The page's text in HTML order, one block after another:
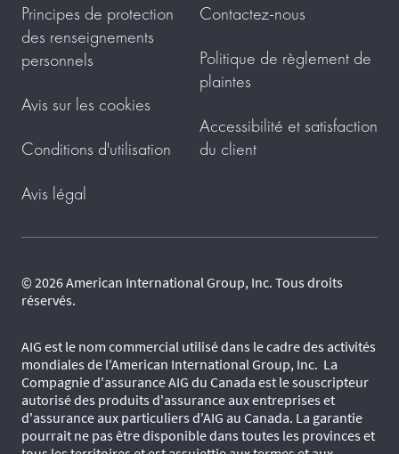
Principes de protection
des renseignements
personnels
Avis sur les cookies
Conditions d'utilisation
Avis légal
Contactez-nous
Politique de règlement de
plaintes
Accessibilité et satisfaction
du client
© 2026 American International Group, Inc. Tous droits
réservés.
AIG est le nom commercial utilisé dans le cadre des activités
mondiales de l'American International Group, Inc. La
Compagnie d'assurance AIG du Canada est le souscripteur
autorisé des produits d'assurance aux entreprises et
d'assurance aux particuliers d'AIG au Canada. La garantie
pourrait ne pas être disponible dans toutes les provinces et